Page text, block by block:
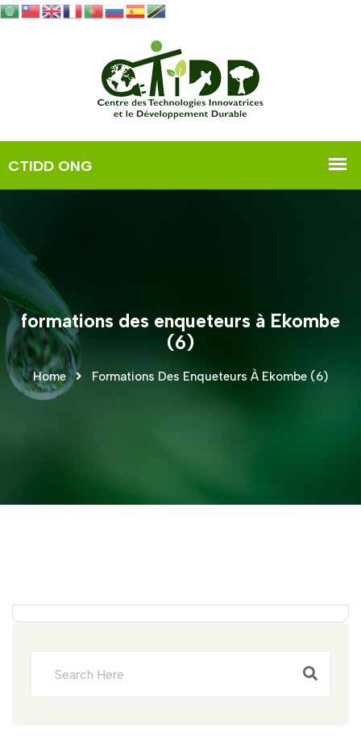
formations des enqueteurs à Ekombe
(6)
Home Formations Des Enqueteurs À Ekombe (6)